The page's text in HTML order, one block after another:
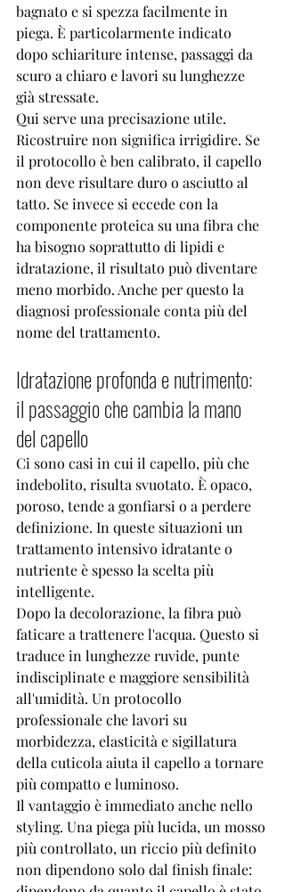
bagnato e si spezza facilmente in
piega. È particolarmente indicato
dopo schiariture intense, passaggi da
scuro a chiaro e lavori su lunghezze
già stressate.
Qui serve una precisazione utile.
Ricostruire non significa irrigidire. Se
il protocollo è ben calibrato, il capello
non deve risultare duro o asciutto al
tatto. Se invece si eccede con la
componente proteica su una fibra che
ha bisogno soprattutto di lipidi e
idratazione, il risultato può diventare
meno morbido. Anche per questo la
diagnosi professionale conta più del
nome del trattamento.
Idratazione profonda e nutrimento:
il passaggio che cambia la mano
del capello
Ci sono casi in cui il capello, più che
indebolito, risulta svuotato. È opaco,
poroso, tende a gonfiarsi o a perdere
definizione. In queste situazioni un
trattamento intensivo idratante o
nutriente è spesso la scelta più
intelligente.
Dopo la decolorazione, la fibra può
faticare a trattenere l'acqua. Questo si
traduce in lunghezze ruvide, punte
indisciplinate e maggiore sensibilità
all'umidità. Un protocollo
professionale che lavori su
morbidezza, elasticità e sigillatura
della cuticola aiuta il capello a tornare
più compatto e luminoso.
Il vantaggio è immediato anche nello
styling. Una piega più lucida, un mosso
più controllato, un riccio più definito
non dipendono solo dal finish finale: